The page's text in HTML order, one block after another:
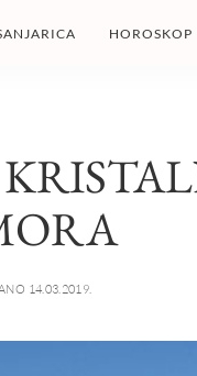
HOROSKOP
14.03.2019.